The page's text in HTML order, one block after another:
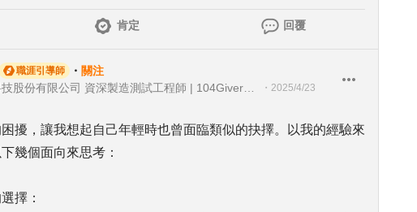
肯定 回覆
職涯引導師 ・ 關注
・ 2025/4/23
擾，讓我想起自己年輕時也曾面臨類似的抉擇。以我的經驗來
幾個面向來思考：
擇：